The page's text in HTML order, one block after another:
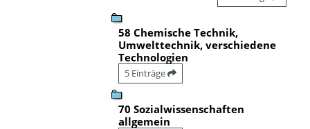
58 Chemische Technik,
Umwelttechnik, verschiedene
Technologien
5 Einträge
70 Sozialwissenschaften
allgemein